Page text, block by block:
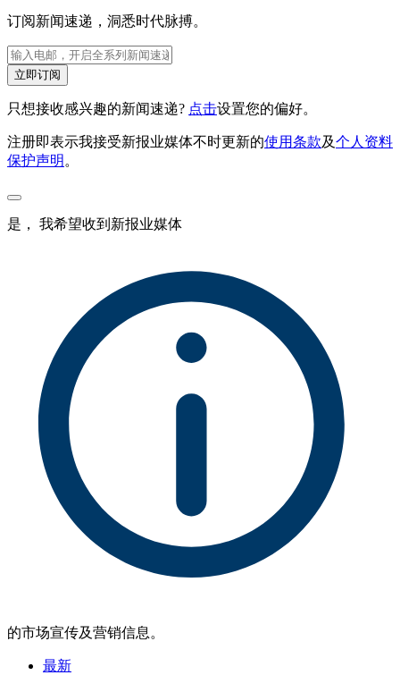
订阅新闻速递，洞悉时代脉搏。
立即订阅
只想接收感兴趣的新闻速递? 点击设置您的偏好。
注册即表示我接受新报业媒体不时更新的使用条款及个人资料
保护声明 。
是， 我希望收到新报业媒体
的市场宣传及营销信息。
最新